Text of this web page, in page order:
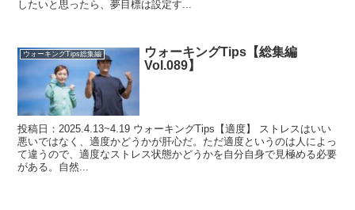
したいと思ったら、夢目標は設定す...
ウォーキングTips総集編
ウォーキングTips【総集編
Vol.089】
投稿日：2025.4.13~4.19 ウォーキングTips【適度】 ストレスはいい
悪いではなく、適度かどうかが肝心だ。ただ適度というのは人によっ
て違うので、適度なストレス状態かどうかを自分自身で見極める必要
がある。自然...